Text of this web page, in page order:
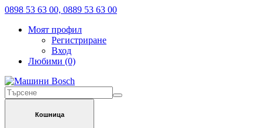
0898 53 63 00, 0889 53 63 00
Моят профил
Регистриране
Вход
Любими (0)
Кошница